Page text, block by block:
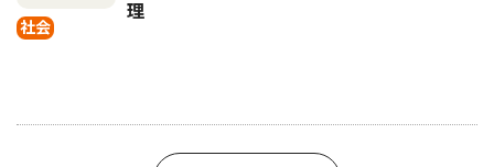
社会
理